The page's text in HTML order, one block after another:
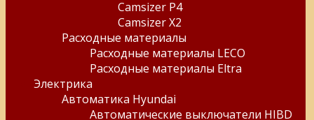
Camsizer P4
Camsizer X2
Расходные материалы
Расходные материалы LECO
Расходные материалы Eltra
Электрика
Автоматика Hyundai
Автоматические выключатели HIBD